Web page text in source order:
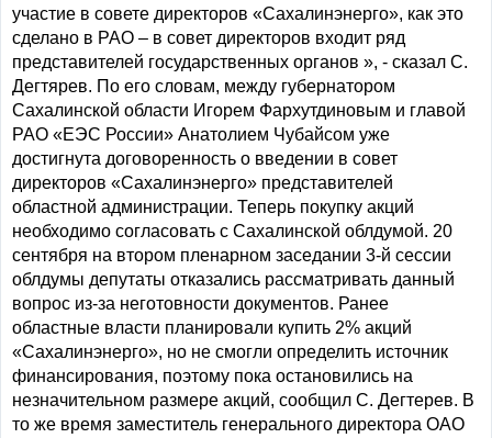
участие в совете директоров «Сахалинэнерго», как это
сделано в РАО – в совет директоров входит ряд
представителей государственных органов », - сказал С.
Дегтярев. По его словам, между губернатором
Сахалинской области Игорем Фархутдиновым и главой
РАО «ЕЭС России» Анатолием Чубайсом уже
достигнута договоренность о введении в совет
директоров «Сахалинэнерго» представителей
областной администрации. Теперь покупку акций
необходимо согласовать с Сахалинской облдумой. 20
сентября на втором пленарном заседании 3-й сессии
облдумы депутаты отказались рассматривать данный
вопрос из-за неготовности документов. Ранее
областные власти планировали купить 2% акций
«Сахалинэнерго», но не смогли определить источник
финансирования, поэтому пока остановились на
незначительном размере акций, сообщил С. Дегтерев. В
то же время заместитель генерального директора ОАО